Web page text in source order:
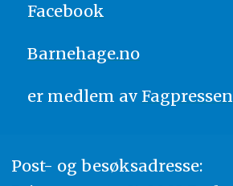
Facebook
Barnehage.no
er medlem av Fagpressen
Post- og besøksadresse: